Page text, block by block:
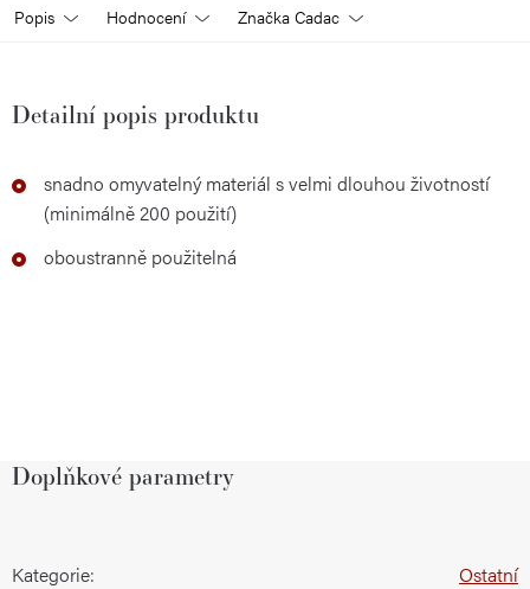
Popis Hodnocení Značka Cadac
Detailní popis produktu
snadno omyvatelný materiál s velmi dlouhou životností
(minimálně 200 použití)
oboustranně použitelná
Doplňkové parametry
Kategorie: Ostatní